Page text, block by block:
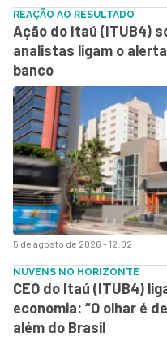
5 de agosto de 2026 - 12:02
REAÇÃO AO RESULTADO
Ação do Itaú (ITUB4)
analistas ligam o
banco
NUVENS NO HORIZONTE
CEO do Itaú (ITUB4)
economia: “O olhar é
além do Brasil